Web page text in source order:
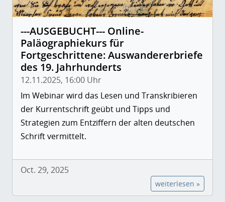
---AUSGEBUCHT--- Online-
Paläographiekurs für
Fortgeschrittene: Auswandererbriefe
des 19. Jahrhunderts
12.11.2025, 16:00 Uhr
Im Webinar wird das Lesen und Transkribieren
der Kurrentschrift geübt und Tipps und
Strategien zum Entziffern der alten deutschen
Schrift vermittelt.
Oct. 29, 2025
weiterlesen »